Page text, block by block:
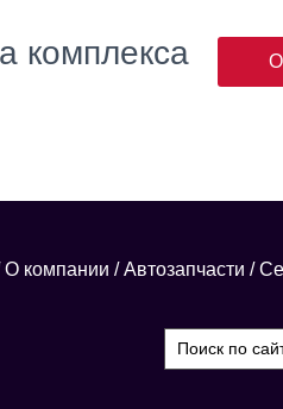
комплекса
О компании / Автозапчасти /